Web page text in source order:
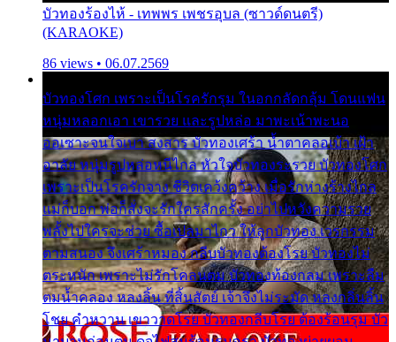
บัวทองร้องไห้ - เทพพร เพชรอุบล (ซาวด์ดนตรี)
(KARAOKE)
86 views • 06.07.2569
บัวทองโศก เพราะเป็นโรครักรุม ในอกกลัดกลุ้ม โดนแฟน
หนุ่มหลอกเอา เขารวย และรูปหล่อ มาพะเน้าพะนอ
ออเซาะจนใจเบา สงสาร บัวทองเศร้า น้ำตาคลอเบ้า เฝ้า
อาลัย หนุ่มรูปหล่อหนีไกล หัวใจบัวทองระรวย บัวทองโศก
เพราะเป็นโรครักจาง ชีวิตเคว้งคว้าง เมื่อรักห่างร้างไกล
แม่ก็บอก พ่อก็สั่งจะรักใครสักครั้ง อย่าไปหวังความรวย
พลั้งไปใครจะช่วย ซื้อเปลมาไกว ให้ลูกบัวทอง เวรกรรม
ตามสนอง จึงเศร้าหมอง กลีบบัวทองต้องโรย บัวทองไม่
ตระหนัก เพราะไม่รักโคลนตม บัวทองท้องกลม เพราะลืม
ตมน้ำคลอง หลงลิ้น ที่สิ้นสัตย์ เจ้าจึงไม่ระมัด หลงกลิ่นลิ้น
โชย คำหวาน เขาวาดโรย บัวทองกลีบโรย ต้องร้อนรุม บัว